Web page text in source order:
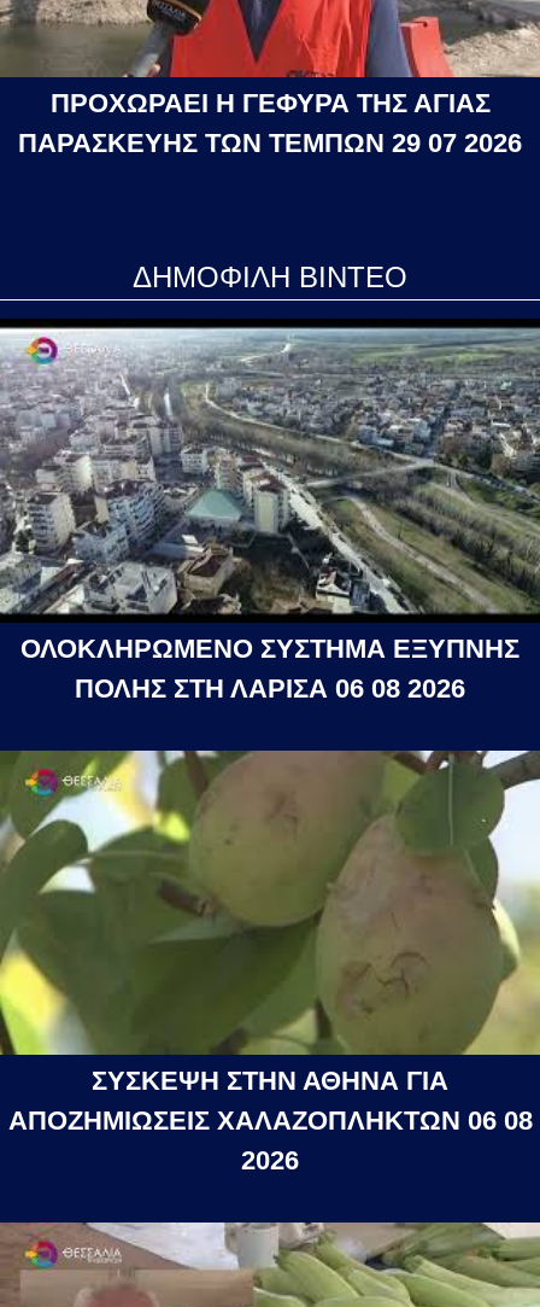
ΠΡΟΧΩΡΑΕΙ Η ΓΕΦΥΡΑ ΤΗΣ ΑΓΙΑΣ
ΠΑΡΑΣΚΕΥΗΣ ΤΩΝ ΤΕΜΠΩΝ 29 07 2026
ΔΗΜΟΦΙΛΗ ΒΙΝΤΕΟ
ΟΛΟΚΛΗΡΩΜΕΝΟ ΣΥΣΤΗΜΑ ΕΞΥΠΝΗΣ
ΠΟΛΗΣ ΣΤΗ ΛΑΡΙΣΑ 06 08 2026
ΣΥΣΚΕΨΗ ΣΤΗΝ ΑΘΗΝΑ ΓΙΑ
ΑΠΟΖΗΜΙΩΣΕΙΣ ΧΑΛΑΖΟΠΛΗΚΤΩΝ 06 08
2026